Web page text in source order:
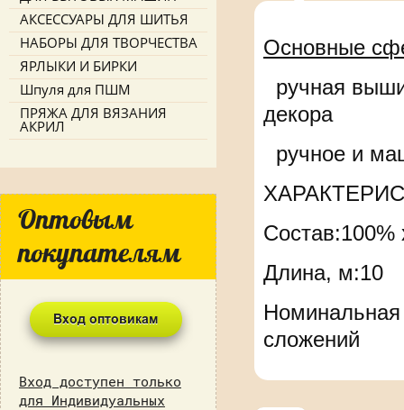
Основные
ручная
декора
ручное и
Состав:100%
Длина, м:10
Номинальная
сложений
АКСЕССУАРЫ ДЛЯ ШИТЬЯ
НАБОРЫ ДЛЯ ТВОРЧЕСТВА
ЯРЛЫКИ И БИРКИ
Шпуля для ПШМ
ПРЯЖА ДЛЯ ВЯЗАНИЯ
АКРИЛ
Оптовым
покупателям
Вход доступен только
для Индивидуальных